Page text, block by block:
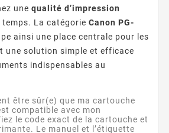
une qualité d’impression
La catégorie Canon PG-
ainsi une place centrale pour les
une solution simple et efficace
indispensables au
être sûr(e) que ma cartouche
compatible avec mon
le code exact de la cartouche et
Le manuel et l’étiquette